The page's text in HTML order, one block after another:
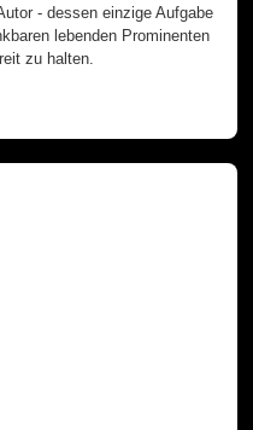
- dessen einzige Aufgabe
lebenden Prominenten
zu halten.